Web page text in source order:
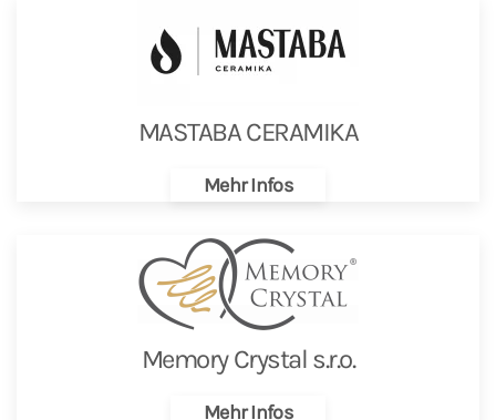
MASTABA CERAMIKA
Mehr Infos
Memory Crystal s.r.o.
Mehr Infos